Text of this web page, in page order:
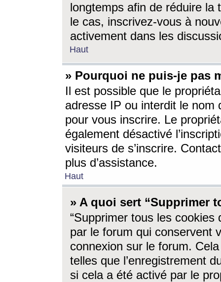
longtemps afin de réduire la
le cas, inscrivez-vous à
activement dans les
Haut
» Pourquoi ne puis-je pas
Il est possible que le
adresse IP ou interdit le nom
pour vous inscrire. Le
également désactivé
visiteurs de s’inscrire.
plus d’assistance.
Haut
» A quoi sert “Supprimer
“Supprimer tous les cookies
par le forum qui conservent
connexion sur le forum.
telles que l’enregistrement
si cela a été activé par le